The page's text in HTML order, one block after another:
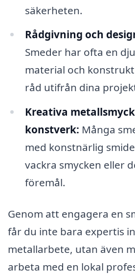
säkerheten.
Rådgivning och
Smeder har ofta en
material och
råd utifrån dina
Kreativa
konstverk: Många
med konstnärlig
vackra smycken eller
föremål.
Genom att engagera en
får du inte bara expertis
metallarbete, utan även
arbeta med en lokal